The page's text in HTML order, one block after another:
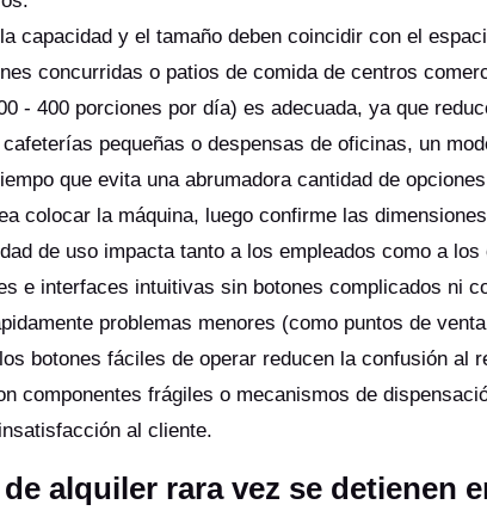
capacidad y el tamaño deben coincidir con el
concurridas o patios de comida de centros
- 400 porciones por día) es adecuada, ya que
pequeñas o despensas de oficinas, un
que evita una abrumadora cantidad de
colocar la máquina, luego confirme las
de uso impacta tanto a los empleados como a
e interfaces intuitivas sin botones complicados ni
problemas menores (como puntos de
botones fáciles de operar reducen la confusión al
componentes frágiles o mecanismos de
al cliente.
alquiler rara vez se detienen